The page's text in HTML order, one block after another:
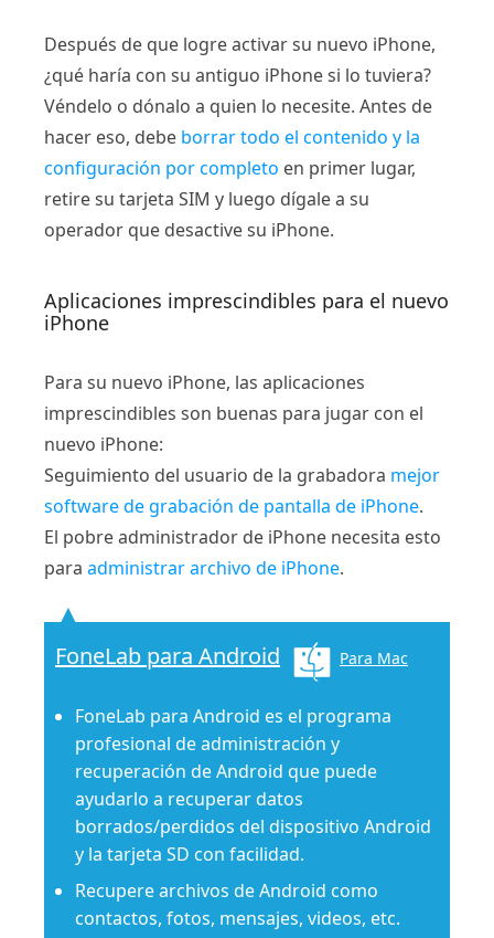
Después de que logre activar su nuevo iPhone,
¿qué haría con su antiguo iPhone si lo tuviera?
Véndelo o dónalo a quien lo necesite. Antes de
hacer eso, debe borrar todo el contenido y la
configuración por completo en primer lugar,
retire su tarjeta SIM y luego dígale a su
operador que desactive su iPhone.
Aplicaciones imprescindibles para el nuevo
iPhone
Para su nuevo iPhone, las aplicaciones
imprescindibles son buenas para jugar con el
nuevo iPhone:
Seguimiento del usuario de la grabadora mejor
software de grabación de pantalla de iPhone.
El pobre administrador de iPhone necesita esto
para administrar archivo de iPhone.
FoneLab para Android Para Mac
FoneLab para Android es el programa
profesional de administración y
recuperación de Android que puede
ayudarlo a recuperar datos
borrados/perdidos del dispositivo Android
y la tarjeta SD con facilidad.
Recupere archivos de Android como
contactos, fotos, mensajes, videos, etc.